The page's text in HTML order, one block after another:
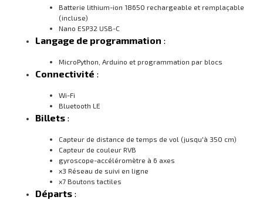
Batterie lithium-ion 18650 rechargeable et remplaçable
(incluse)
Nano ESP32 USB-C
Langage de programmation :
MicroPython, Arduino et programmation par blocs
Connectivité :
Wi-Fi
Bluetooth LE
Billets :
Capteur de distance de temps de vol (jusqu'à 350 cm)
Capteur de couleur RVB
gyroscope-accéléromètre à 6 axes
x3 Réseau de suivi en ligne
x7 Boutons tactiles
Départs :